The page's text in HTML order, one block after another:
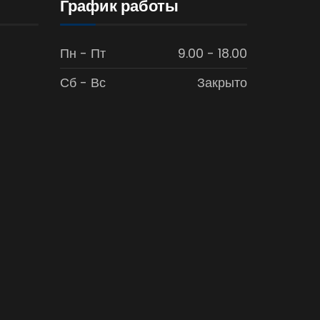
График работы
Пн - Пт
9.00 - 18.00
Сб - Вс
Закрыто